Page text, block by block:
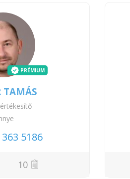
PRÉMIUM
TAMÁS
5186
10